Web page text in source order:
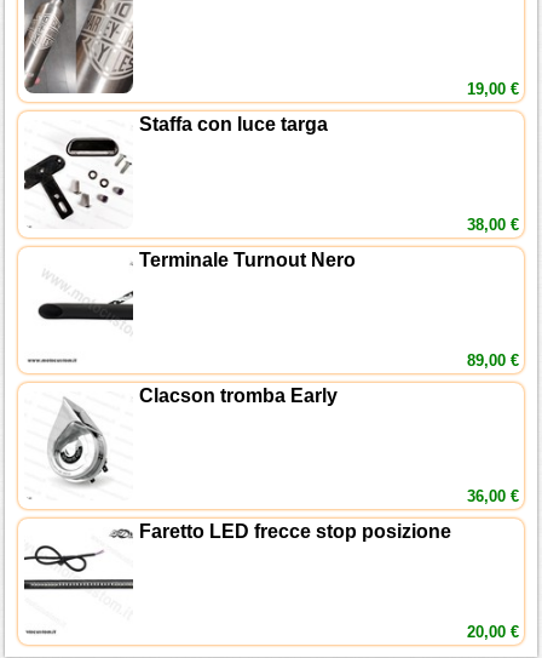
19,00 €
Staffa con luce targa
38,00 €
Terminale Turnout Nero
89,00 €
Clacson tromba Early
36,00 €
Faretto LED frecce stop posizione
20,00 €